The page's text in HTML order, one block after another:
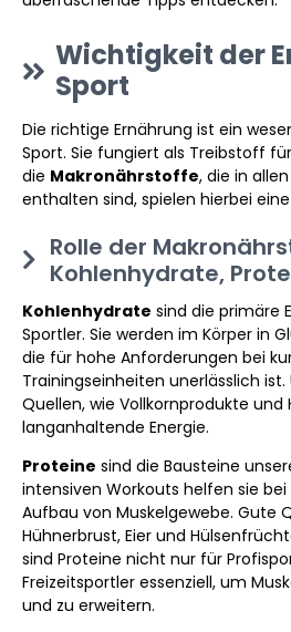
Wichtigkeit der
Sport
Die richtige Ernährung ist ein
Sport. Sie fungiert als Treibstoff
die Makronährstoffe, die in
enthalten sind, spielen hierbei
Rolle der
Kohlenhydrate,
Kohlenhydrate sind die primäre
Sportler. Sie werden im Körper in
die für hohe Anforderungen bei
Trainingseinheiten unerlässlich
Quellen, wie Vollkornprodukte
langanhaltende Energie.
Proteine sind die Bausteine
intensiven Workouts helfen sie
Aufbau von Muskelgewebe. Gute
Hühnerbrust, Eier und
sind Proteine nicht nur für
Freizeitsportler essenziell, um
und zu erweitern.